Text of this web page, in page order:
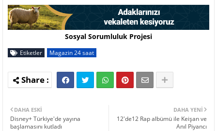
Sosyal Sorumluluk Projesi
Etiketler Magazin 24 saat
DAHA YENI
12'de12 Rap albümü ile Keişan ve
Anıl Piyancı
DAHA ESKI
Disney+ Türkiye'de yayına
başlamasını kutladı